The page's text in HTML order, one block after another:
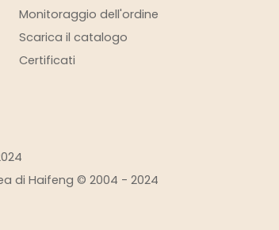
Monitoraggio dell'ordine
Scarica il catalogo
Certificati
di Haifeng © 2004 - 2024